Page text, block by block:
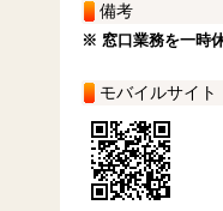
備考
※ 窓口業務を一時
モバイルサイト